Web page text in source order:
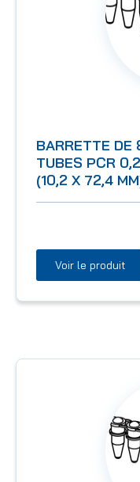
BARRETTE DE
TUBES PCR
(10,2 X 72,4
Voir le produit